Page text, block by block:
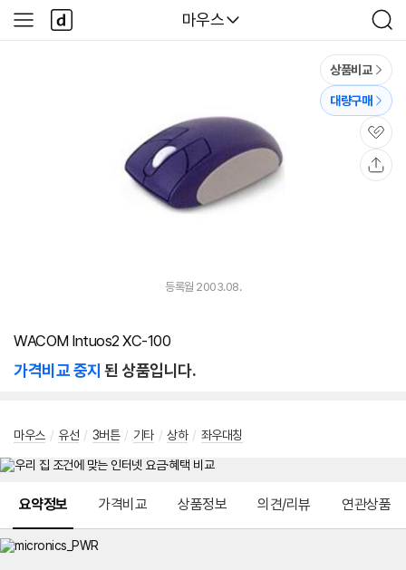
다나와
마우스
검
색
사
이
다
나
와
상품비교
대량구매
관
심
등록월 2003.08.
WACOM Intuos2 XC-100
가격비교 중지 된 상품입니다.
마우스 / 유선 / 3버튼 / 기타 / 상하 / 좌우대칭
요약정보 가격비교 상품정보 의견/리뷰 연관상품